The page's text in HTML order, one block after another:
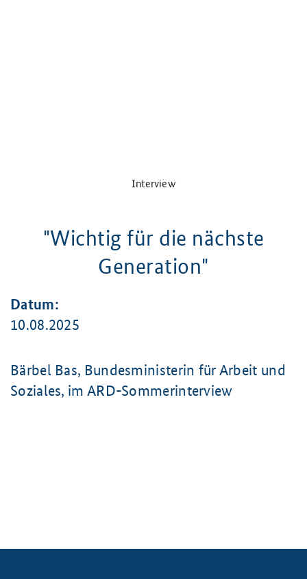
Interview
"Wichtig für die nächste
Generation"
Datum:
10.08.2025
Bärbel Bas, Bundesministerin für Arbeit und
Soziales, im ARD-Sommerinterview